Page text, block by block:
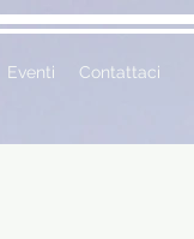
Eventi Contattaci